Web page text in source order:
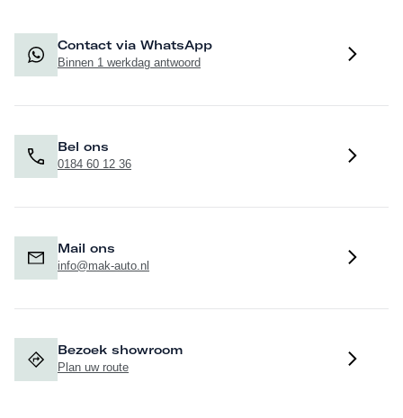
Contact via WhatsApp
Binnen 1 werkdag antwoord
Bel ons
0184 60 12 36
Mail ons
info@mak-auto.nl
Bezoek showroom
Plan uw route